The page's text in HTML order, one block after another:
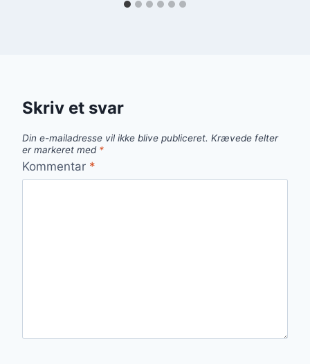
Skriv et svar
Din e-mailadresse vil ikke blive publiceret. Krævede felter
er markeret med *
Kommentar *